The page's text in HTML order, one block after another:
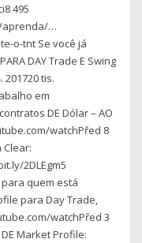
495
aprenda/…
o-tnt Se você já
DAY Trade E Swing
tis.
em
DE Dólar – AO
watchPřed 8
2DLEgm5
quem está
para Day Trade,
watchPřed 3
Market Profile: